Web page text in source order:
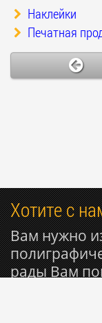
Наклейки
Печатная
Хотите с
Вам нужно
рады Вам